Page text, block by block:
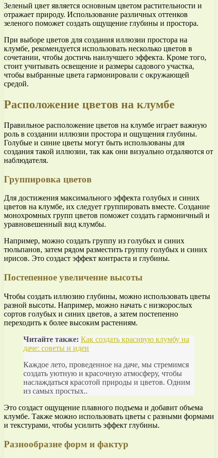
Зеленый цвет является основным цветом растительности и
отражает природу. Использование различных оттенков
зеленого поможет создать ощущение глубины и простора.
При выборе цветов для создания иллюзии простора на
клумбе, рекомендуется использовать несколько цветов в
сочетании, чтобы достичь наилучшего эффекта. Кроме того,
стоит учитывать освещение и размеры садового участка,
чтобы выбранные цвета гармонировали с окружающей
средой.
Расположение цветов на клумбе
Правильное расположение цветов на клумбе играет важную
роль в создании иллюзии простора и ощущения глубины.
Голубые и синие цветы могут быть использованы для
создания такой иллюзии, так как они визуально отдаляются от
наблюдателя.
Группировка цветов
Для достижения максимального эффекта голубых и синих
цветов на клумбе, их следует группировать вместе. Создание
монохромных групп цветов поможет создать гармоничный и
уравновешенный вид клумбы.
Например, можно создать группу из голубых и синих
тюльпанов, затем рядом разместить группу голубых и синих
ирисов. Это создаст эффект контраста и глубины.
Постепенное увеличение высоты
Чтобы создать иллюзию глубины, можно использовать цветы
разной высоты. Например, можно начать с низкорослых
сортов голубых и синих цветов, а затем постепенно
переходить к более высоким растениям.
Читайте также: Как создать красивую клумбу на
даче: советы и идеи
Каждое лето, проведенное на даче, мы стремимся
создать уютную и красочную атмосферу, чтобы
наслаждаться красотой природы и цветов. Одним
из самых простых..
Это создаст ощущение плавного подъема и добавит объема
клумбе. Также можно использовать цветы с разными формами
и текстурами, чтобы усилить эффект глубины.
Разнообразие форм и фактур